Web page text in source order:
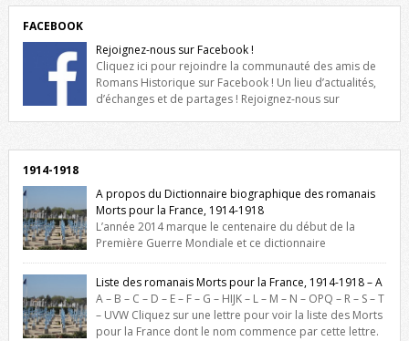
FACEBOOK
Rejoignez-nous sur Facebook !
Cliquez ici pour rejoindre la communauté des amis de
Romans Historique sur Facebook ! Un lieu d’actualités,
d’échanges et de partages ! Rejoignez-nous sur
1914-1918
A propos du Dictionnaire biographique des romanais
Morts pour la France, 1914-1918
L’année 2014 marque le centenaire du début de la
Première Guerre Mondiale et ce dictionnaire
biographique veut rendre hommage aux romanais Morts pour la
France durant ce conflit. La base de cette recherche historique est
constituée des noms gravés sur les plaques commémoratives de
l’Hôtel de Ville, du lycée du Dauphiné et du lycée Triboulet, […]
Liste des romanais Morts pour la France, 1914-1918 – A
A – B – C – D – E – F – G – HIJK – L – M – N – OPQ – R – S – T
– UVW Cliquez sur une lettre pour voir la liste des Morts
pour la France dont le nom commence par cette lettre.